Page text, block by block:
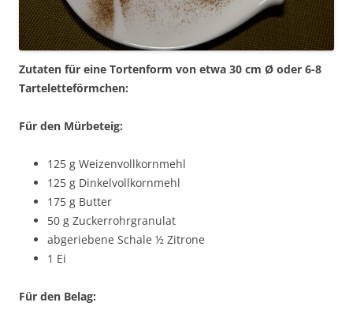
Zutaten für eine Tortenform von etwa 30 cm Ø oder 6-8
Tarteletteförmchen:
Für den Mürbeteig:
125 g Weizenvollkornmehl
125 g Dinkelvollkornmehl
175 g Butter
50 g Zuckerrohrgranulat
abgeriebene Schale ½ Zitrone
1 Ei
Für den Belag: